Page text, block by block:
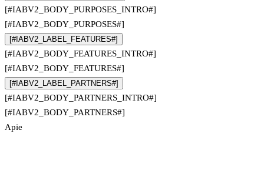
[#IABV2_BODY_PURPOSES_INTRO#]
[#IABV2_BODY_PURPOSES#]
[#IABV2_LABEL_FEATURES#]
[#IABV2_BODY_FEATURES_INTRO#]
[#IABV2_BODY_FEATURES#]
[#IABV2_LABEL_PARTNERS#]
[#IABV2_BODY_PARTNERS_INTRO#]
[#IABV2_BODY_PARTNERS#]
Apie